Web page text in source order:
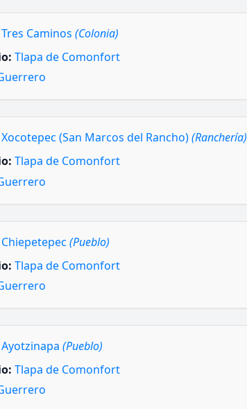
Tres Caminos (Colonia)
Tlapa de Comonfort
Xocotepec (San Marcos del Rancho)(Ranchería)
Tlapa de Comonfort
Chiepetepec (Pueblo)
Tlapa de Comonfort
Ayotzinapa (Pueblo)
Tlapa de Comonfort